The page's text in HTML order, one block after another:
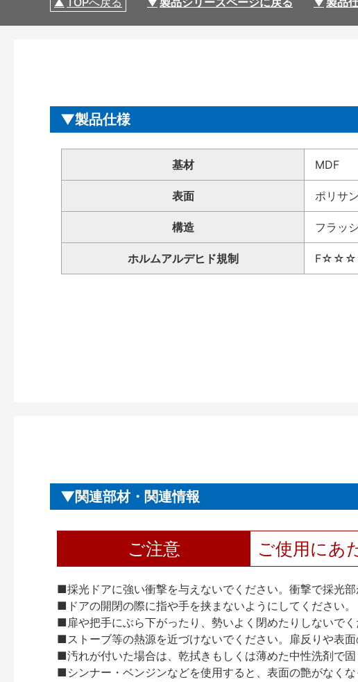
製品仕様
基材 MDF
表面 ポリサ
構造 フラッ
ホルムアルデヒド規制 F☆☆☆☆
関連部材・関連情報
ご注意 ご使用にあ
■採光ドアに強い衝撃を与えないでください。衝撃で採光部
■ドアの開閉の際に指や手を挟まないようにしてください。
■扉や把手にぶら下がったり、勢いよく閉めたりしないでく
■ストーブ等の熱源を近づけないでください。扉反りや表面
■汚れが付いた場合は、乾拭きもしくは薄めた中性洗剤で固
■シンナー・ベンジンなどを使用すると、表面の艶がなく